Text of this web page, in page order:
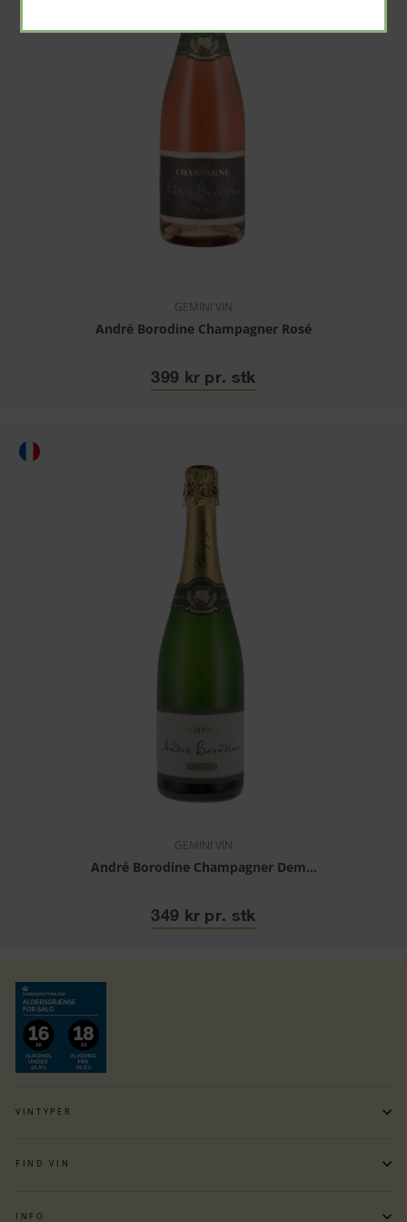
GEMINI VIN
André Borodine Champagner Rosé
399 kr pr. stk
GEMINI VIN
André Borodine Champagner Dem...
349 kr pr. stk
VINTYPER
FIND VIN
INFO